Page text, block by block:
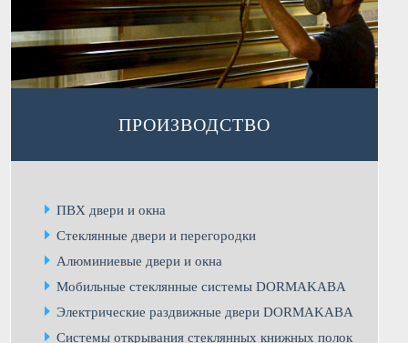
ПРОИЗВОДСТВО
ПВХ двери и окна
Стеклянные двери и перегородки
Алюминиевые двери и окна
Мобильные стеклянные системы DORMAKABA
Электрические раздвижные двери DORMAKABA
Системы открывания стеклянных книжных полок